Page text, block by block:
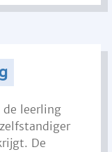
de leerling
De